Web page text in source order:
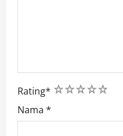
Rating* 5
4
3
2
1
Nama *